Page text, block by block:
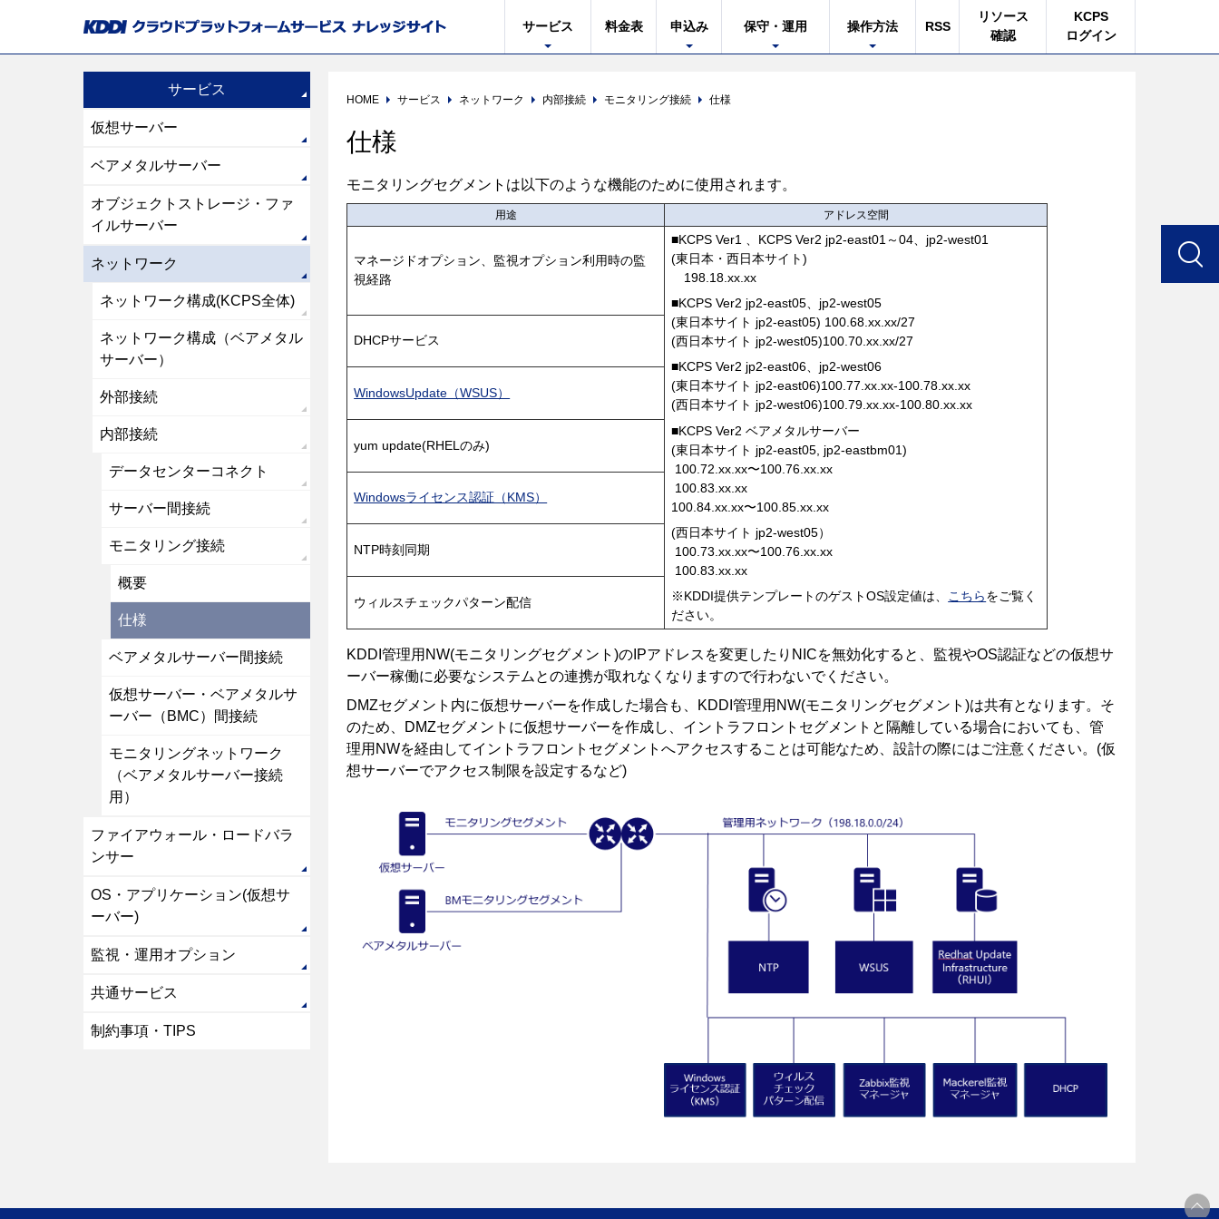
サービス 料金表 申込み 保守・運用 操作方法 RSS
リソース
確認
KCPS
ログイン
HOME サービス ネットワーク 内部接続 モニタリング接続 仕様
仕様
モニタリングセグメントは以下のような機能のために使用されます。
用途 アドレス空間
マネージドオプション、監視オプション利用時の監
視経路
■KCPS Ver1 、KCPS Ver2 jp2-east01～04、jp2-west01
(東日本・西日本サイト)
198.18.xx.xx
■KCPS Ver2 jp2-east05、jp2-west05
(東日本サイト jp2-east05) 100.68.xx.xx/27
(西日本サイト jp2-west05)100.70.xx.xx/27
■KCPS Ver2 jp2-east06、jp2-west06
(東日本サイト jp2-east06)100.77.xx.xx-100.78.xx.xx
(西日本サイト jp2-west06)100.79.xx.xx-100.80.xx.xx
■KCPS Ver2 ベアメタルサーバー
(東日本サイト jp2-east05, jp2-eastbm01)
100.72.xx.xx〜100.76.xx.xx
100.83.xx.xx
100.84.xx.xx〜100.85.xx.xx
(西日本サイト jp2-west05）
100.73.xx.xx〜100.76.xx.xx
100.83.xx.xx
※KDDI提供テンプレートのゲストOS設定値は、
こちらをご覧く
ださい。
DHCPサービス
WindowsUpdate（WSUS）
yum update(RHELのみ)
Windowsライセンス認証（KMS）
NTP時刻同期
ウィルスチェックパターン配信
KDDI管理用NW(モニタリングセグメント)のIPアドレスを変更したりNICを無効化すると、監視やOS認証などの仮想サ
ーバー稼働に必要なシステムとの連携が取れなくなりますので行わないでください。
DMZセグメント内に仮想サーバーを作成した場合も、KDDI管理用NW(モニタリングセグメント)は共有となります。そ
のため、DMZセグメントに仮想サーバーを作成し、イントラフロントセグメントと隔離している場合においても、管
理用NWを経由してイントラフロントセグメントへアクセスすることは可能なため、設計の際にはご注意ください。(仮
想サーバーでアクセス制限を設定するなど)
サービス
仮想サーバー
ベアメタルサーバー
オブジェクトストレージ・ファ
イルサーバー
ネットワーク
ネットワーク構成(KCPS全体)
ネットワーク構成（ベアメタル
サーバー）
外部接続
内部接続
データセンターコネクト
サーバー間接続
モニタリング接続
概要
仕様
ベアメタルサーバー間接続
仮想サーバー・ベアメタルサ
ーバー（BMC）間接続
モニタリングネットワーク
（ベアメタルサーバー接続
用）
ファイアウォール・ロードバラ
ンサー
OS・アプリケーション(仮想サ
ーバー)
監視・運用オプション
共通サービス
制約事項・TIPS